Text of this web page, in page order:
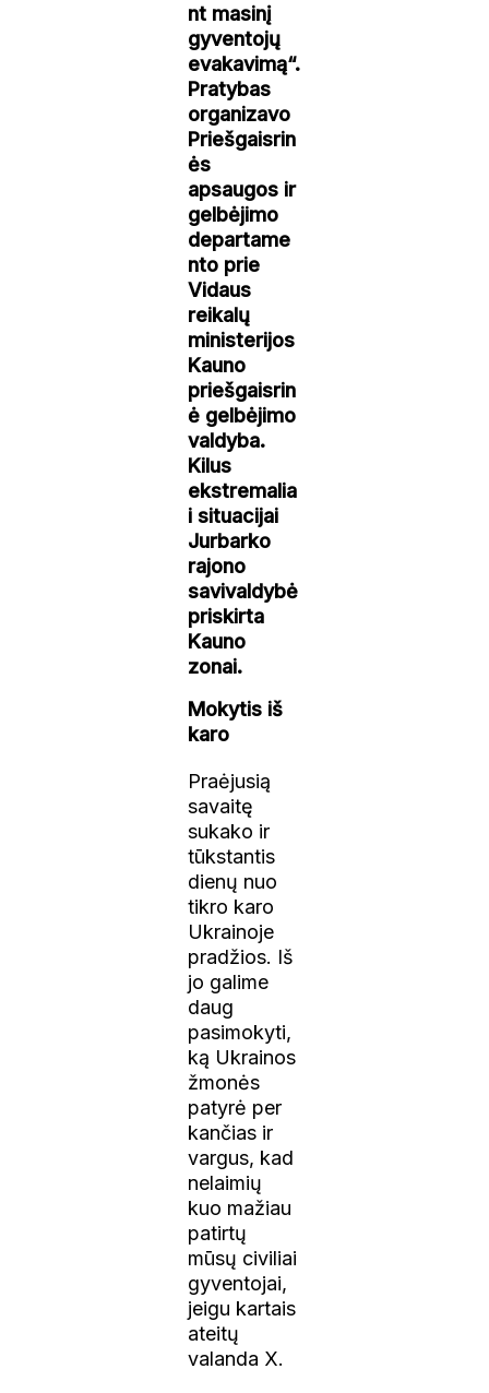
nt masinį
gyventojų
evakavimą“.
Pratybas
organizavo
Priešgaisrin
ės
apsaugos ir
gelbėjimo
departame
nto prie
Vidaus
reikalų
ministerijos
Kauno
priešgaisrin
ė gelbėjimo
valdyba.
Kilus
ekstremalia
i situacijai
Jurbarko
rajono
savivaldybė
priskirta
Kauno
zonai.
Mokytis iš
karo
Praėjusią
savaitę
sukako ir
tūkstantis
dienų nuo
tikro karo
Ukrainoje
pradžios. Iš
jo galime
daug
pasimokyti,
ką Ukrainos
žmonės
patyrė per
kančias ir
vargus, kad
nelaimių
kuo mažiau
patirtų
mūsų civiliai
gyventojai,
jeigu kartais
ateitų
valanda X.